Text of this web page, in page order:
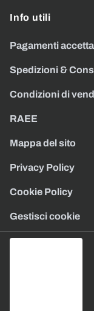
Info utili
Pagamenti
Spedizioni &
Condizioni di
RAEE
Mappa del sito
Privacy Policy
Cookie Policy
Gestisci cookie